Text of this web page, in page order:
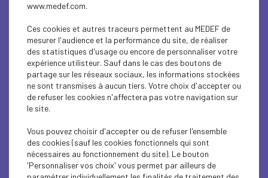
VIE DU MEDEF
Penser l'entreprise de demain - mardi 25
novembre 2025
Lire l'article
ÉCONOMIE
www.medef.com.
Ces cookies et autres traceurs permettent au MEDEF de
mesurer l'audience et la performance du site, de réaliser
des statistiques d'usage ou encore de personnaliser votre
expérience utilisteur. Sauf dans le cas des boutons de
partage sur les réseaux sociaux, les informations stockées
ne sont transmises à aucun tiers. Votre choix d'accepter ou
de refuser les cookies n'affectera pas votre navigation sur
le site.
Vous pouvez choisir d'accepter ou de refuser l'ensemble
des cookies (sauf les cookies fonctionnels qui sont
nécessaires au fonctionnement du site). Le bouton
'Personnaliser vos choix' vous permet par ailleurs de